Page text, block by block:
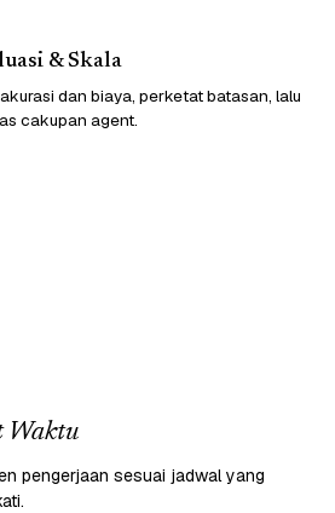
& Skala
dan biaya, perketat batasan, lalu
cakupan agent.
Waktu
pengerjaan sesuai jadwal yang